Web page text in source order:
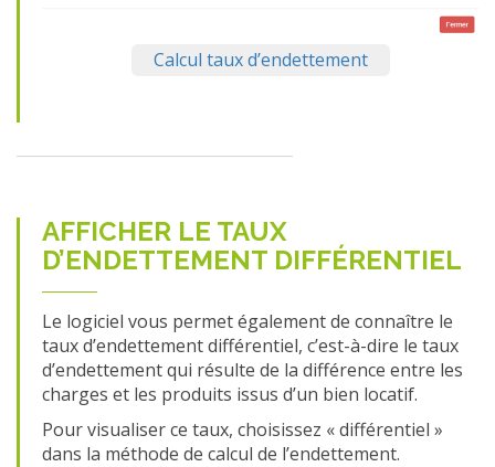
Calcul taux d’endettement
AFFICHER LE TAUX
D’ENDETTEMENT DIFFÉRENTIEL
Le logiciel vous permet également de connaître le
taux d’endettement différentiel, c’est-à-dire le taux
d’endettement qui résulte de la différence entre les
charges et les produits issus d’un bien locatif.
Pour visualiser ce taux, choisissez « différentiel »
dans la méthode de calcul de l’endettement.